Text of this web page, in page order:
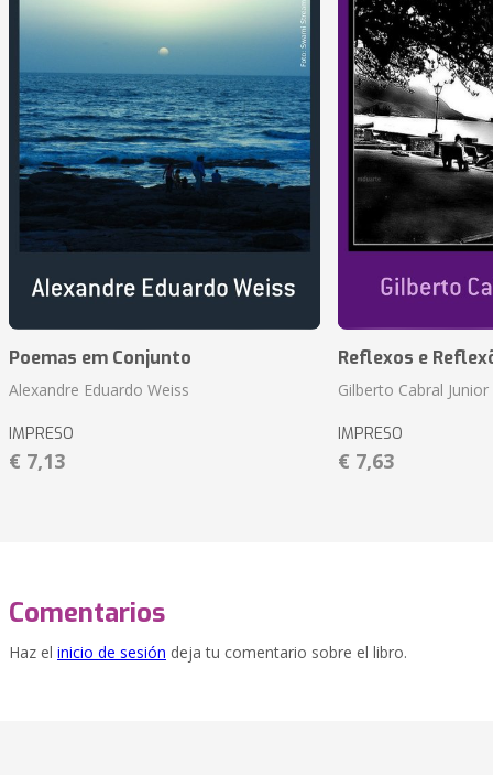
Poemas em Conjunto
Alexandre Eduardo Weiss
IMPRESO
€ 7,13
Reflexos e
Gilberto Cabral Junior
IMPRESO
€ 7,63
Comentarios
Haz el inicio de sesión deja tu comentario sobre el libro.